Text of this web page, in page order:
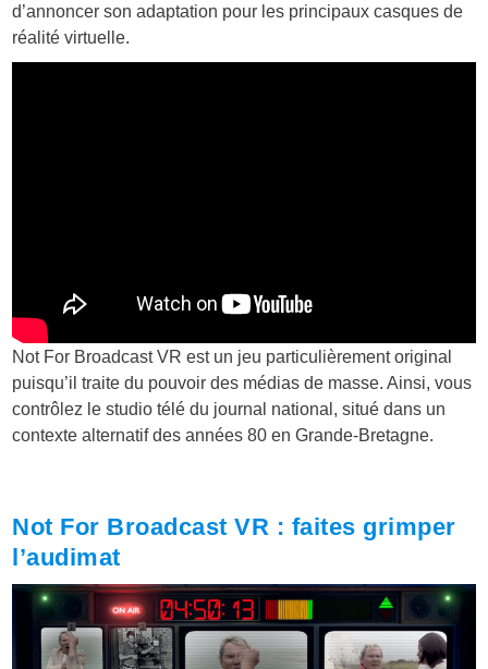
d’annoncer son adaptation pour les principaux casques de
réalité virtuelle.
Not For Broadcast VR est un jeu particulièrement original
puisqu’il traite du pouvoir des médias de masse. Ainsi, vous
contrôlez le studio télé du journal national, situé dans un
contexte alternatif des années 80 en Grande-Bretagne.
Not For Broadcast VR : faites grimper
l’audimat